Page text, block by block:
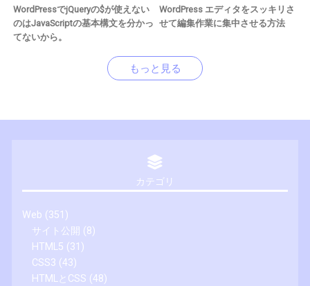
WordPressでjQueryの$が使えない
のはJavaScriptの基本構文を分かっ
てないから。
WordPress エディタをスッキリさ
せて編集作業に集中させる方法
もっと見る
カテゴリ
Web (351)
サイト公開 (8)
HTML5 (31)
CSS3 (43)
HTMLとCSS (48)